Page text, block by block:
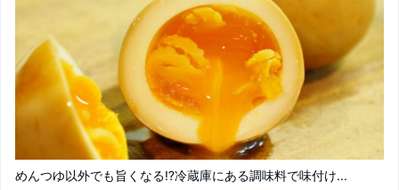
めんつゆ以外でも旨くなる⁉︎冷蔵庫にある調味料で味付け...